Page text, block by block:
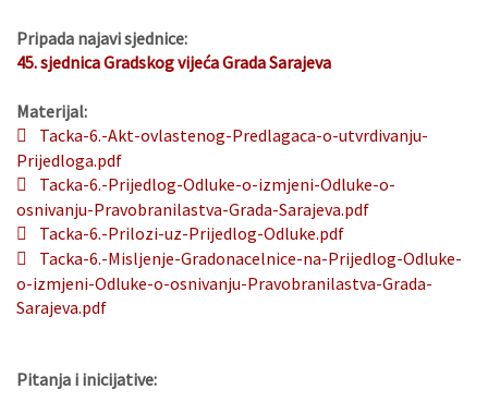
Pripada najavi sjednice:
45. sjednica Gradskog vijeća Grada Sarajeva
Materijal:
Tacka-6.-Akt-ovlastenog-Predlagaca-o-utvrdivanju-
Prijedloga.pdf
Tacka-6.-Prijedlog-Odluke-o-izmjeni-Odluke-o-
osnivanju-Pravobranilastva-Grada-Sarajeva.pdf
Tacka-6.-Prilozi-uz-Prijedlog-Odluke.pdf
Tacka-6.-Misljenje-Gradonacelnice-na-Prijedlog-Odluke-
o-izmjeni-Odluke-o-osnivanju-Pravobranilastva-Grada-
Sarajeva.pdf
Pitanja i inicijative: